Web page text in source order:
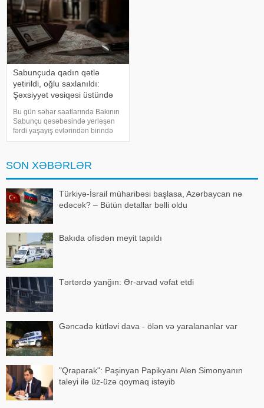
Sabunçuda qadın qətlə
yetirildi, oğlu saxlanıldı:
Şəxsiyyət vəsiqəsi üstündə
TƏFƏRRÜATI
Bu gün səhər saatlarında Bakının
Sabunçu qəsəbəsində yerləşən
fərdi yaşayış evlərindən birində
baş verən qətl hadisəsinin bəzi
görə, 54 yaşl
SON XƏBƏRLƏR
Türkiyə-İsrail müharibəsi başlasa, Azərbaycan nə
edəcək? – Bütün detallar bəlli oldu
Bakıda ofisdən meyit tapıldı
Tərtərdə yanğın: Ər-arvad vəfat etdi
Gəncədə kütləvi dava - ölən və yaralananlar var
"Qraparak": Paşinyan Papikyanı Alen Simonyanın
taleyi ilə üz-üzə qoymaq istəyib